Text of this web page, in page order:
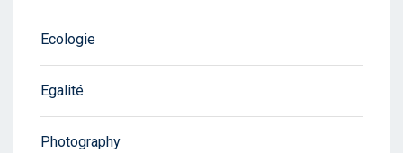
Ecologie
Egalité
Photography